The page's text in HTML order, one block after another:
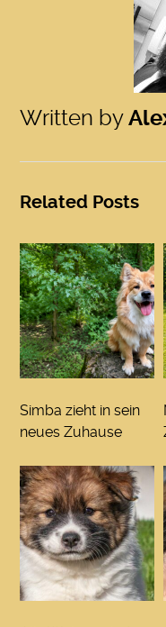
Written by
Related Posts
Simba zieht in sein
neues Zuhause